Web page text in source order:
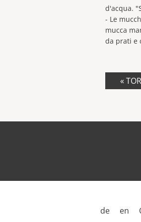
d'acqua.
- Le
mucca
da prati e
«
de en